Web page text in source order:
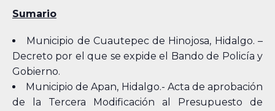
Sumario
Municipio de Cuautepec de Hinojosa, Hidalgo. –
Decreto por el que se expide el Bando de Policía y
Gobierno.
Municipio de Apan, Hidalgo.- Acta de aprobación
de la Tercera Modificación al Presupuesto de